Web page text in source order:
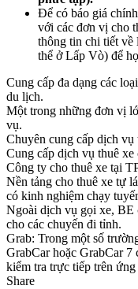
Để có báo giá
với các đơn vị cho
thông tin chi tiết về
thể ở Lấp Vò) để
Cung cấp đa dạng các
du lịch.
Một trong những đơn vị
vụ.
Chuyên cung cấp dịch
Cung cấp dịch vụ thuê
Công ty cho thuê xe tại
Nền tảng cho thuê xe tự
có kinh nghiệm chạy
Ngoài dịch vụ gọi xe, BE
cho các chuyến đi tỉnh.
Grab: Trong một số
GrabCar hoặc GrabCar
kiểm tra trực tiếp trên ứng
Share